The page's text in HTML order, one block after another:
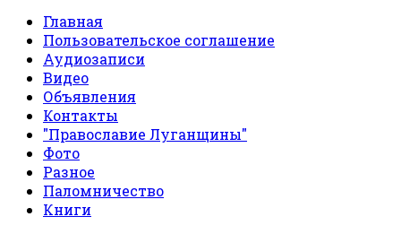
Главная
Пользовательское соглашение
Аудиозаписи
Видео
Объявления
Контакты
"Православие Луганщины"
Фото
Разное
Паломничество
Книги